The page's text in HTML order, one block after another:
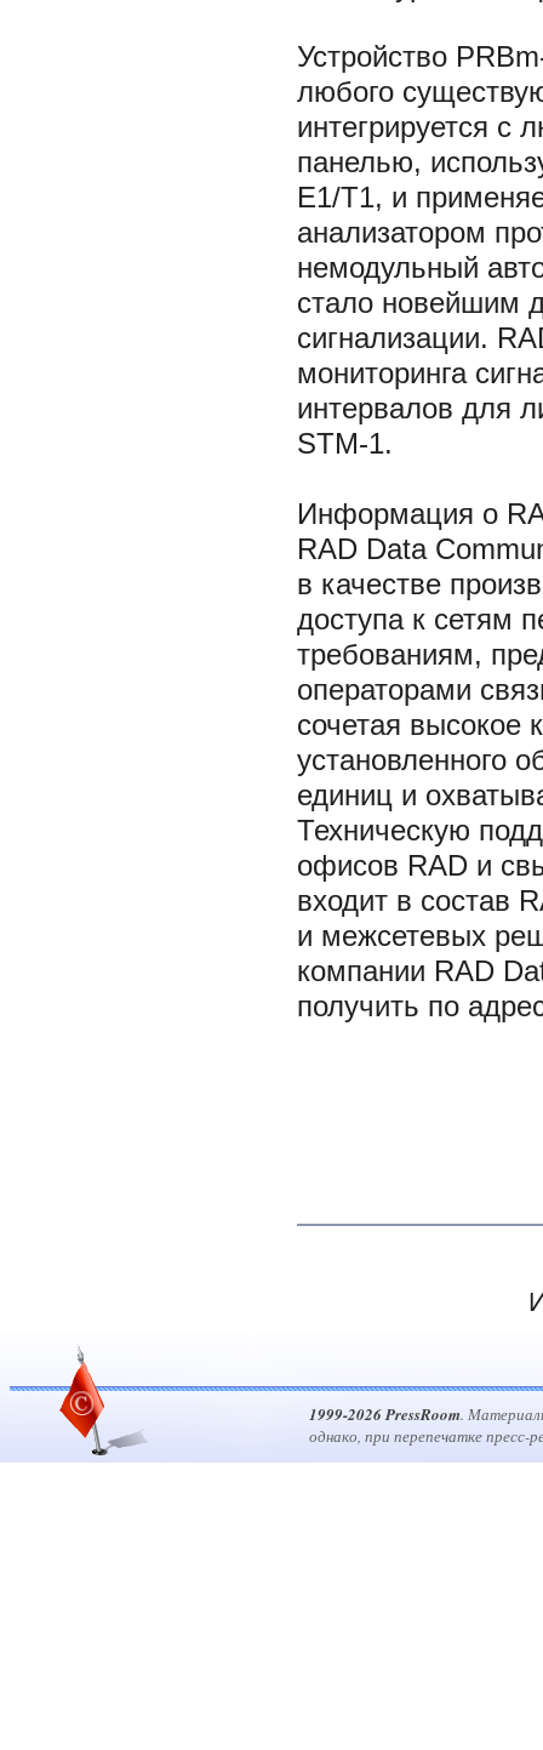
Устройство
любого
интегрируется с
панелью,
E1/T1, и
анализатором
немодульный
стало новейшим
сигнализации.
мониторинга
интервалов для
STM-1.
Информация о
RAD Data
в качестве
доступа к сетям
требованиям,
операторами
сочетая высокое
установленного
единиц и
Техническую
офисов RAD и
входит в состав
и межсетевых
компании RAD
получить по
1999-2026 PressRoom.
однако, при перепечатке пресс-